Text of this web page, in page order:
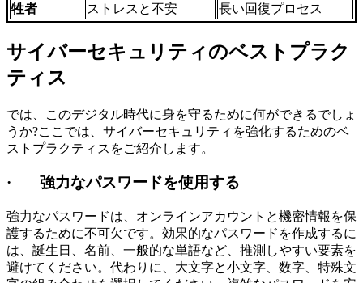
牲者
ストレスと不安
長い回復プロセス
サイバーセキュリティのベストプラク
ティス
では、このデジタル時代に身を守るために何ができるでしょ
うか?ここでは、サイバーセキュリティを強化するためのベ
ストプラクティスをご紹介します。
· 強力なパスワードを使用する
強力なパスワードは、オンラインアカウントと機密情報を保
護するために不可欠です。効果的なパスワードを作成するに
は、誕生日、名前、一般的な単語など、推測しやすい要素を
避けてください。代わりに、大文字と小文字、数字、特殊文